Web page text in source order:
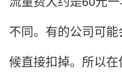
不同。有的公司可
候直接扣掉。所以